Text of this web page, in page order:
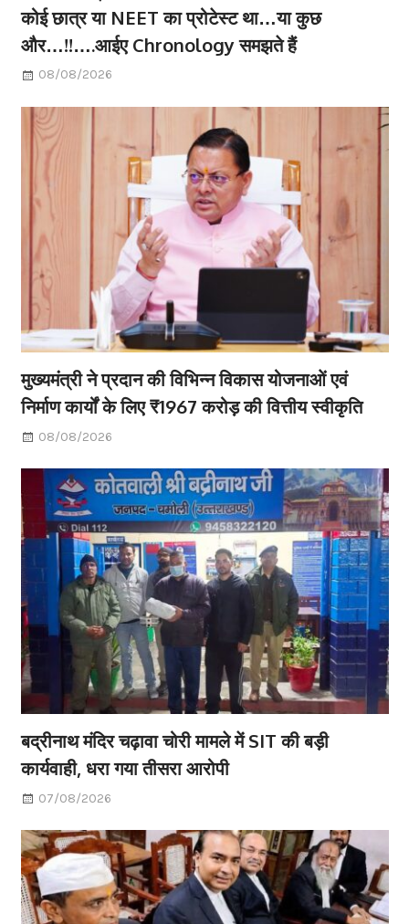
कोई छात्र या NEET का प्रोटेस्ट था…या कुछ
और…!!….आईए Chronology समझते हैं
08/08/2026
मुख्यमंत्री ने प्रदान की विभिन्न विकास योजनाओं एवं
निर्माण कार्यों के लिए ₹1967 करोड़ की वित्तीय स्वीकृति
08/08/2026
बद्रीनाथ मंदिर चढ़ावा चोरी मामले में SIT की बड़ी
कार्यवाही, धरा गया तीसरा आरोपी
07/08/2026